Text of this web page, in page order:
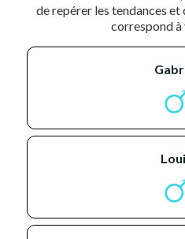
de repérer les tendances
correspond à